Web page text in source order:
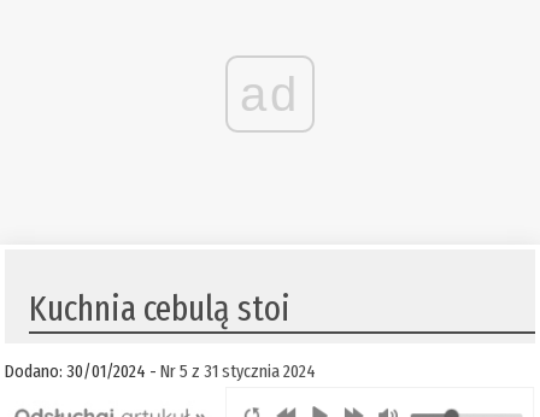
ad
Kuchnia cebulą stoi
Dodano: 30/01/2024 -Nr 5 z 31 stycznia 2024